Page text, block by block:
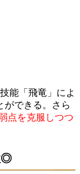
能「飛竜」によ
ができる。さら
点を克服しつつ
◎